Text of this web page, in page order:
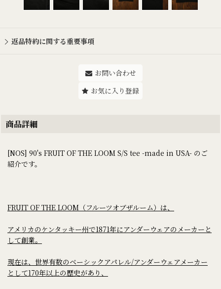
返品特約に関する重要事項
お問い合わせ
お気に入り登録
商品詳細
[NOS] 90's FRUIT OF THE LOOM S/S tee -made in USA- のご
紹介です。
FRUIT OF THE LOOM（フルーツオブザルーム）は、
アメリカのケンタッキー州で1871年にアンダーウェアのメーカーと
して創業。
現在は、世界有数のベーシックアパレル/アンダーウェアメーカー
として170年以上の歴史があり、